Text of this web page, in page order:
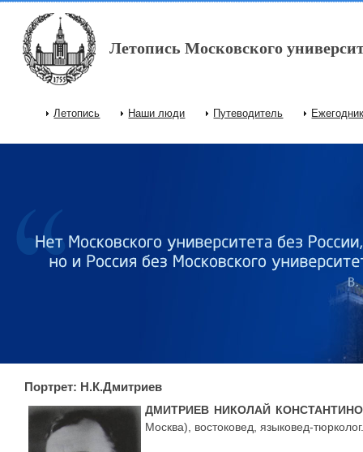
Перейти к основному содержанию
Летопись Московского
Главное меню
Летопись Наши люди Путеводитель
Портрет: Н.К.Дмитриев
ДМИТРИЕВ НИКОЛАЙ
Москва), востоковед, языковед-тюрколог.